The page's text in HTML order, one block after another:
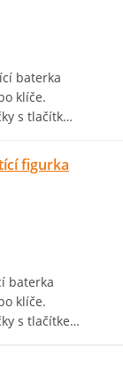
baterka
klíče.
s tlačítk…
figurka
baterka
klíče.
s tlačítke…